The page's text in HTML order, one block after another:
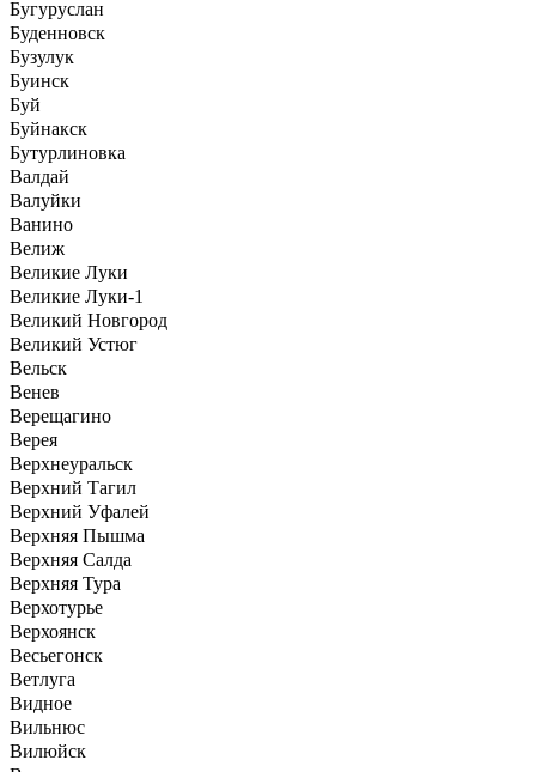
Бугуруслан
Буденновск
Бузулук
Буинск
Буй
Буйнакск
Бутурлиновка
Валдай
Валуйки
Ванино
Велиж
Великие Луки
Великие Луки-1
Великий Новгород
Великий Устюг
Вельск
Венев
Верещагино
Верея
Верхнеуральск
Верхний Тагил
Верхний Уфалей
Верхняя Пышма
Верхняя Салда
Верхняя Тура
Верхотурье
Верхоянск
Весьегонск
Ветлуга
Видное
Вильнюс
Вилюйск